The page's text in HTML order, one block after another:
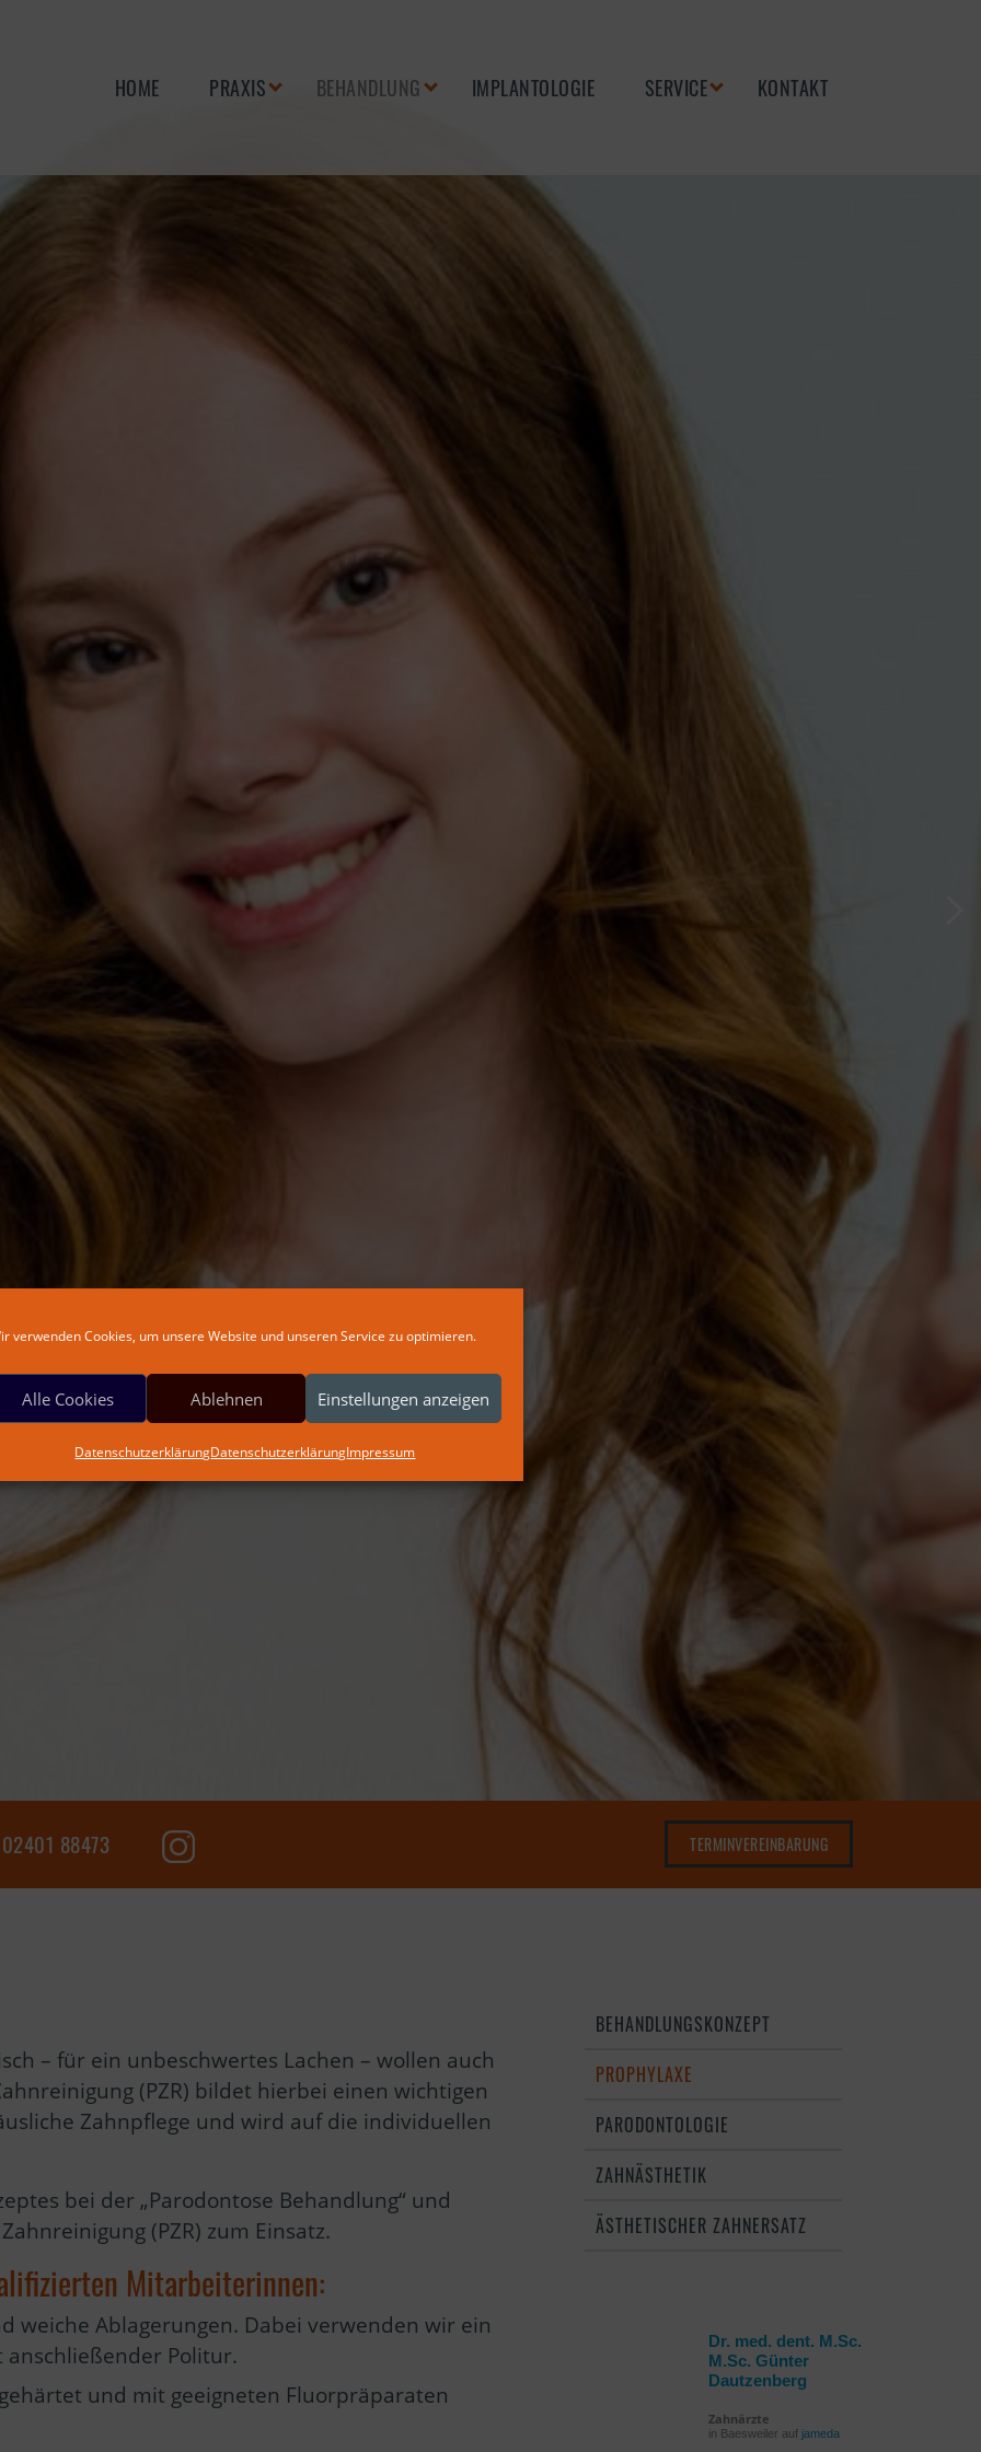
verwenden Cookies, um unsere Website und unseren Service zu optimieren.
Alle Cookies Ablehnen Einstellungen anzeigen
DatenschutzerklärungDatenschutzerklärungImpressum
HOME PRAXIS BEHANDLUNG IMPLANTOLOGIE SERVICE KONTAKT
88473 TERMINVEREINBARUNG
– für ein unbeschwertes Lachen – wollen auch
(PZR) bildet hierbei einen wichtigen
Zahnpflege und wird auf die individuellen
bei der „Parodontose Behandlung“ und
(PZR) zum Einsatz.
Mitarbeiterinnen:
weiche Ablagerungen. Dabei verwenden wir ein
Politur.
und mit geeigneten Fluorpräparaten
BEHANDLUNGSKONZEPT
PROPHYLAXE
PARODONTOLOGIE
ZAHNÄSTHETIK
ÄSTHETISCHER ZAHNERSATZ
Dr. med. dent. M.Sc.
M.Sc. Günter
Dautzenberg
Zahnärzte
in Baesweiler auf jameda